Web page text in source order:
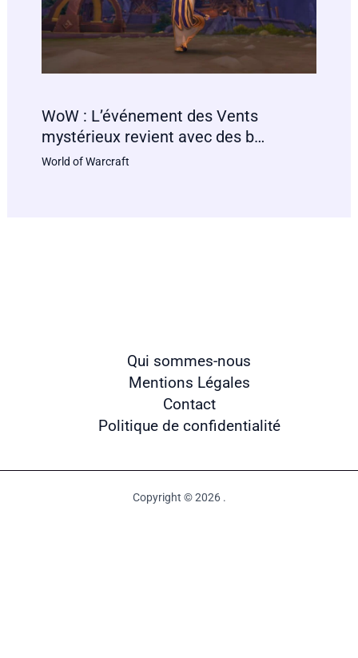
WoW : L’événement des Vents
mystérieux revient avec des b…
World of Warcraft
Qui sommes-nous
Mentions Légales
Contact
Politique de confidentialité
Copyright © 2026 .